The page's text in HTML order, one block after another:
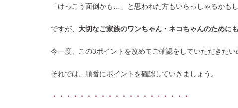
「けっこう面倒かも…」と思われた方もいらっしゃるかもし
ですが、 大切なご家族のワンちゃん・ネコちゃんのためにも
今一度、この3ポイントを改めてご確認をしていただきたい
それでは、順番にポイントを確認していきましょう。
・・・・・・・・・・・・・・・・・・・・